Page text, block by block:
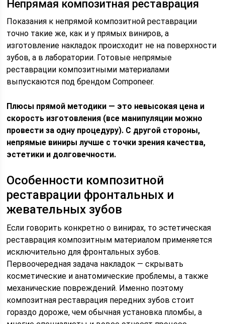
Непрямая композитная реставрация
Показания к непрямой композитной реставрации
точно такие же, как и у прямых виниров, а
изготовление накладок происходит не на поверхности
зубов, а в лаборатории. Готовые непрямые
реставрации композитными материалами
выпускаются под брендом Componeer.
Плюсы прямой методики — это невысокая цена и
скорость изготовления (все манипуляции можно
провести за одну процедуру). С другой стороны,
непрямые виниры лучше с точки зрения качества,
эстетики и долговечности.
Особенности композитной
реставрации фронтальных и
жевательных зубов
Если говорить конкретно о винирах, то эстетическая
реставрация композитным материалом применяется
исключительно для фронтальных зубов.
Первоочередная задача накладок — скрывать
косметические и анатомические проблемы, а также
механические повреждений. Именно поэтому
композитная реставрация передних зубов стоит
гораздо дороже, чем обычная установка пломбы, а